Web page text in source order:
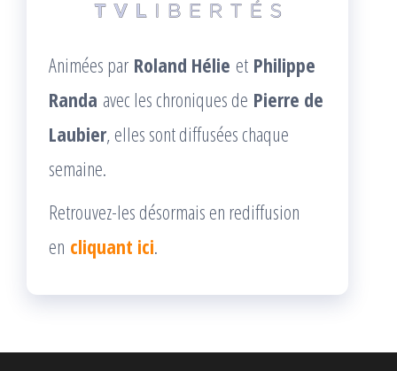
Animées par Roland Hélie et Philippe
Randa avec les chroniques de Pierre de
Laubier, elles sont diffusées chaque
semaine.
Retrouvez-les désormais en rediffusion
en cliquant ici.